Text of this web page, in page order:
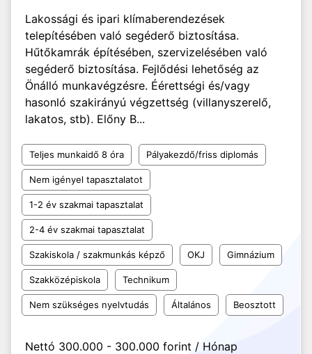
Lakossági és ipari klímaberendezések
telepítésében való segéderő biztosítása.
Hűtőkamrák építésében, szervizelésében való
segéderő biztosítása. Fejlődési lehetőség az
Önálló munkavégzésre. Éérettségi és/vagy
hasonló szakirányú végzettség (villanyszerelő,
lakatos, stb). Előny B...
Teljes munkaidő 8 óra Pályakezdő/friss diplomás
Nem igényel tapasztalatot
1-2 év szakmai tapasztalat
2-4 év szakmai tapasztalat
Szakiskola / szakmunkás képző OKJ Gimnázium
Szakközépiskola Technikum
Nem szükséges nyelvtudás Általános Beosztott
Nettó 300.000 - 300.000 forint / Hónap